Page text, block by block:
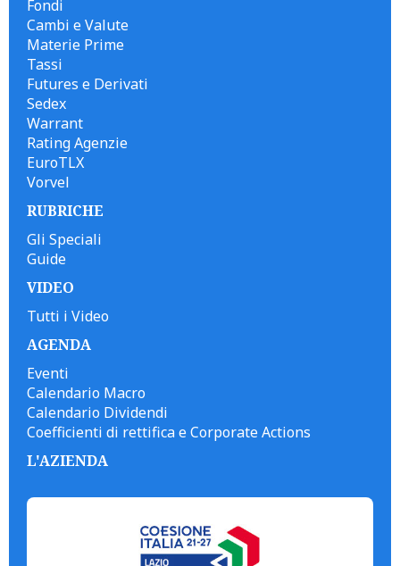
Fondi
Cambi e Valute
Materie Prime
Tassi
Futures e Derivati
Sedex
Warrant
Rating Agenzie
EuroTLX
Vorvel
RUBRICHE
Gli Speciali
Guide
VIDEO
Tutti i Video
AGENDA
Eventi
Calendario Macro
Calendario Dividendi
Coefficienti di rettifica e Corporate Actions
L'AZIENDA